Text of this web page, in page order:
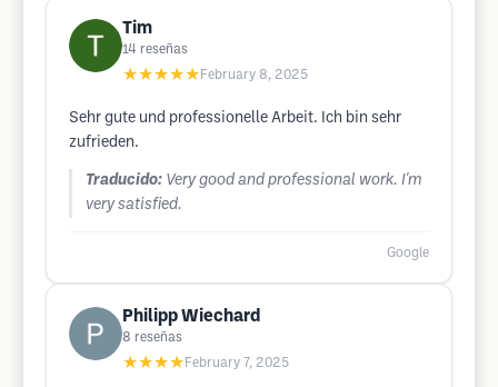
Tim
14 reseñas
★★★★★ February 8, 2025
Sehr gute und professionelle Arbeit. Ich bin sehr
zufrieden.
Traducido: Very good and professional work. I'm
very satisfied.
Google
Philipp Wiechard
8 reseñas
★★★★ February 7, 2025